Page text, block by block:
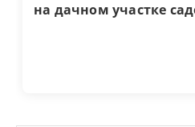
на дачном участке